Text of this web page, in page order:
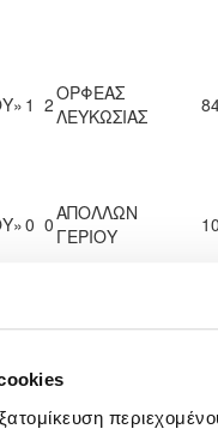
1 2ΟΡΦΕΑΣ
ΛΕΥΚΩΣΙΑΣ
0 0ΑΠΟΛΛΩΝ
ΓΕΡΙΟΥ
Ε. Ν. ΘΟΙ